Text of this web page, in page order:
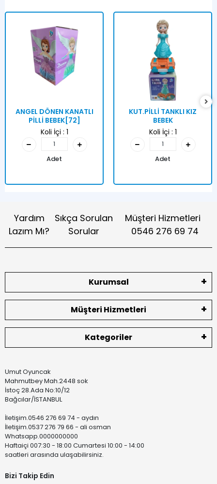
ANGEL DÖNEN KANATLI
PİLLİ BEBEK[72]
Koli İçi : 1
Adet
KUT.PİLLİ TANKLI KIZ
BEBEK
Koli İçi : 1
Adet
Yardım
Lazım Mı?
Sıkça Sorulan
Sorular
Müşteri Hizmetleri
0546 276 69 74
Kurumsal
Müşteri Hizmetleri
Kategoriler
Umut Oyuncak
Mahmutbey Mah.2448 sok
İstoç 28.Ada No:10/12
Bağcılar/İSTANBUL
İletişim.0546 276 69 74 - aydın
İletişim.0537 276 79 66 - ali osman
Whatsapp.0000000000
Haftaiçi 007:30 - 18:00 Cumartesi 10:00 - 14:00
saatleri arasında ulaşabilirsiniz.
Bizi Takip Edin